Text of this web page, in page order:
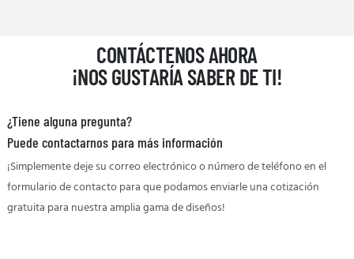
CONTÁCTENOS AHORA
¡NOS GUSTARÍA SABER DE TI!
¿Tiene alguna pregunta?
Puede contactarnos para más información
¡Simplemente deje su correo electrónico o número de teléfono en el
formulario de contacto para que podamos enviarle una cotización
gratuita para nuestra amplia gama de diseños!